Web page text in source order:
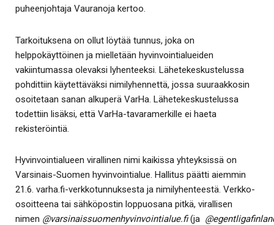
puheenjohtaja Vauranoja kertoo.
Tarkoituksena on ollut löytää tunnus, joka on
helppokäyttöinen ja mielletään hyvinvointialueiden
vakiintumassa olevaksi lyhenteeksi. Lähetekeskustelussa
pohdittiin käytettäväksi nimilyhennettä, jossa suuraakkosin
osoitetaan sanan alkuperä VarHa. Lähetekeskustelussa
todettiin lisäksi, että VarHa-tavaramerkille ei haeta
rekisteröintiä.
Hyvinvointialueen virallinen nimi kaikissa yhteyksissä on
Varsinais-Suomen hyvinvointialue. Hallitus päätti aiemmin
21.6. varha.fi-verkkotunnuksesta ja nimilyhenteestä. Verkko-
osoitteena tai sähköpostin loppuosana pitkä, virallisen
nimen @varsinaissuomenhyvinvointialue.fi(ja